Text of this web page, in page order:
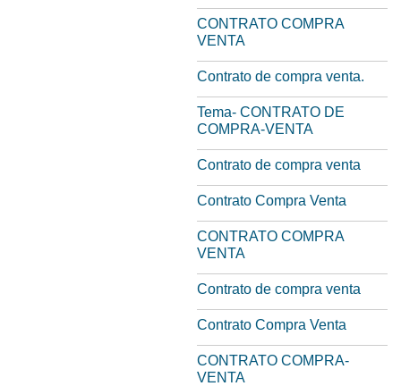
CONTRATO COMPRA
VENTA
Contrato de compra venta.
Tema- CONTRATO DE
COMPRA-VENTA
Contrato de compra venta
Contrato Compra Venta
CONTRATO COMPRA
VENTA
Contrato de compra venta
Contrato Compra Venta
CONTRATO COMPRA-
VENTA